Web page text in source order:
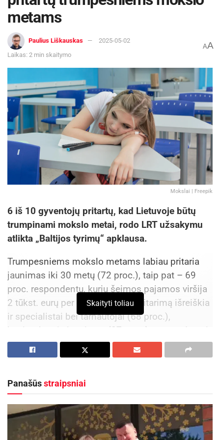
metams
Paulius Liškauskas
2025-05-02
Laikas: 2 min skaitymo
AA
Mokslai | Freepik
6 iš 10 gyventojų pritartų, kad Lietuvoje būtų
trumpinami mokslo metai, rodo LRT užsakymu
atlikta „Baltijos tyrimų“ apklausa.
Trumpesniems mokslo metams labiau pritaria
jaunimas iki 30 metų (72 proc.), taip pat – 69
proc. respondentų, kurių šeimos pajamos viršija
2 tūkst. eurų per mėnesį. Savo pritarimą išreiškia
ir specialistai bei tarnautojai (68 proc.),
besimokantis jaunimas (87 proc.), respondentai,
turintys vaikų iki 18 metų (69 proc.). Labiausiai
pritarė tie respondentai, kurie augina 7–12 metų
Aktualios
„Globalūs Zarasai“ subūrė kraštiečius iš įvairių
pasaulio kampelių
Skaityti toliau
Panašūsstraipsniai